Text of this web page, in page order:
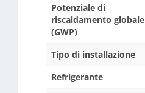
Potenziale di
riscaldamento globale
(GWP)
Tipo di installazione
Refrigerante